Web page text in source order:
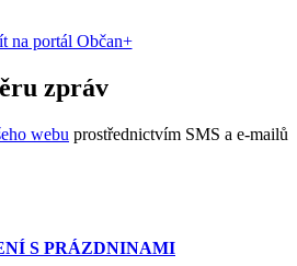
na portál Občan+
zpráv
webu prostřednictvím SMS a e-mailů
S PRÁZDNINAMI